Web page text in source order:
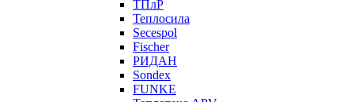
ТПлР
Теплосила
Secespol
Fischer
РИДАН
Sondex
FUNKE